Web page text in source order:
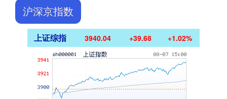
沪深京指数
上证综指 3940.04 +39.68 +1.02%